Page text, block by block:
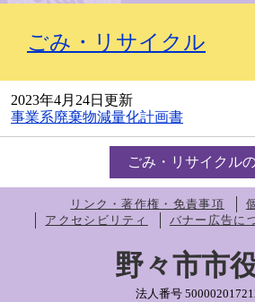
ごみ・リサイクル
2023年4月24日更新
事業系廃棄物減量化計画書
ごみ・リサイクル
リンク・著作権・免責事項
アクセシビリティ
バナー広告に
野々市市
法人番号